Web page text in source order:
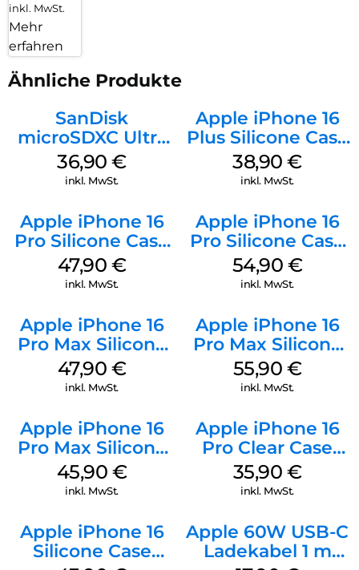
inkl. MwSt.
Mehr
erfahren
Ähnliche Produkte
SanDisk
microSDXC Ultra
128 GB + Adapter
Mobile
36,90€
inkl. MwSt.
Apple iPhone 16
Plus Silicone Case
MagSafe Denim
38,90€
inkl. MwSt.
Apple iPhone 16
Pro Silicone Case
MagSafe Denim
47,90 €
inkl. MwSt.
Apple iPhone 16
Pro Silicone Case
MagSafe Black
54,90 €
inkl. MwSt.
Apple iPhone 16
Pro Max Silicone
Case MagSafe
Black
47,90 €
inkl. MwSt.
Apple iPhone 16
Pro Max Silicone
Case MagSafe
Stone Gray
55,90 €
inkl. MwSt.
Apple iPhone 16
Pro Max Silicone
Case MagSafe
Ultramarine
45,90 €
inkl. MwSt.
Apple iPhone 16
Pro Clear Case
MagSafe
Transparent
35,90 €
inkl. MwSt.
Apple iPhone 16
Silicone Case
Apple 60W USB-C
Ladekabel 1 m